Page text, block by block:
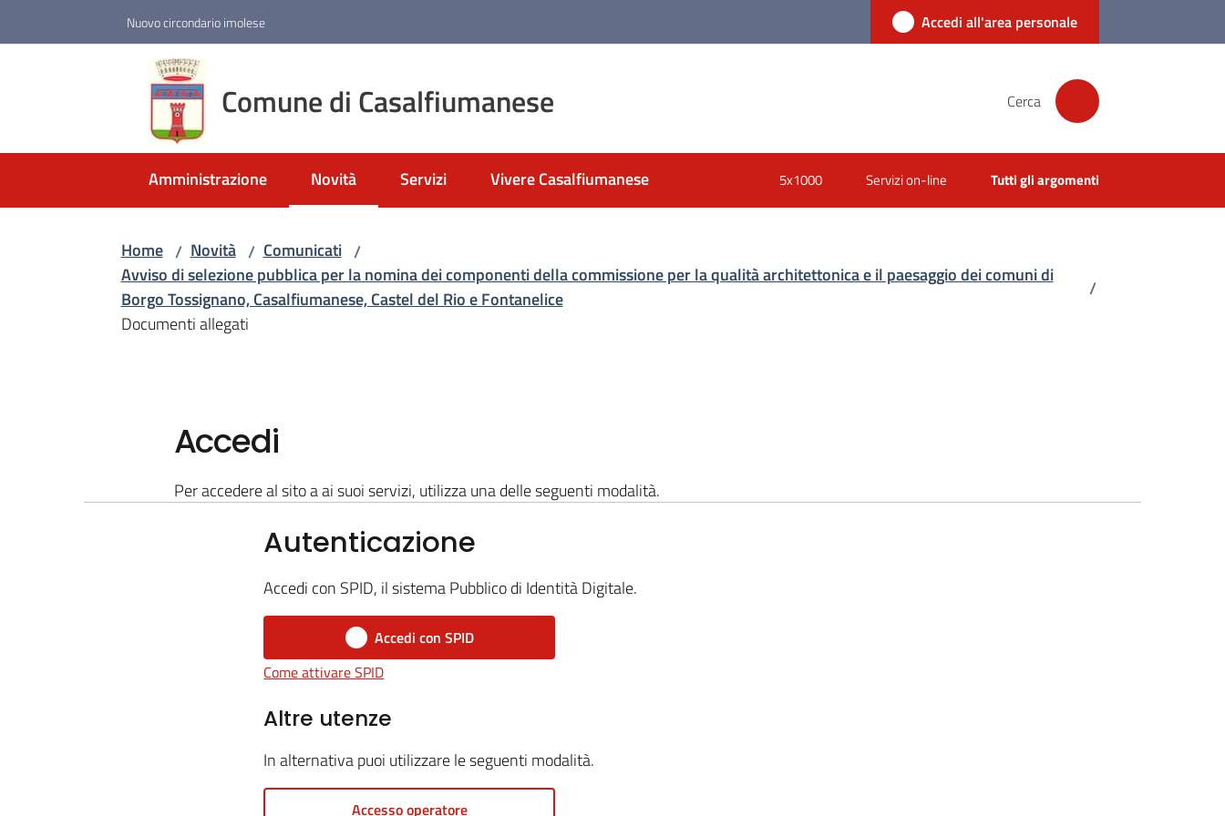
Nuovo circondario imolese Accedi all'area personale
Comune di Casalfiumanese Cerca
Amministrazione Novità
Menu selezionato
Servizi Vivere Casalfiumanese 5x1000 Servizi on-line Tutti gli argomenti
Home / Novità / Comunicati /
Avviso di selezione pubblica per la nomina dei componenti della commissione per la qualità architettonica e il paesaggio dei comuni di
Borgo Tossignano, Casalfiumanese, Castel del Rio e Fontanelice
/
Documenti allegati
Accedi
Per accedere al sito a ai suoi servizi, utilizza una delle seguenti modalità.
Autenticazione
Accedi con SPID, il sistema Pubblico di Identità Digitale.
Accedi con SPID
Come attivare SPID
Altre utenze
In alternativa puoi utilizzare le seguenti modalità.
Accesso operatore